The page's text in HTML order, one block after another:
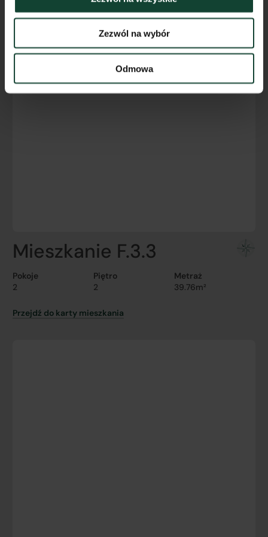
Zezwól na wybór
Odmowa
Mieszkanie F.3.3
Pokoje
2
Piętro
2
Metraż
39.76m²
Przejdź do karty mieszkania